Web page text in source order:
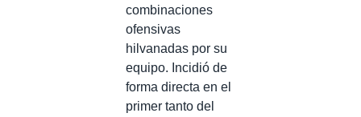
combinaciones
ofensivas
hilvanadas por su
equipo. Incidió de
forma directa en el
primer tanto del